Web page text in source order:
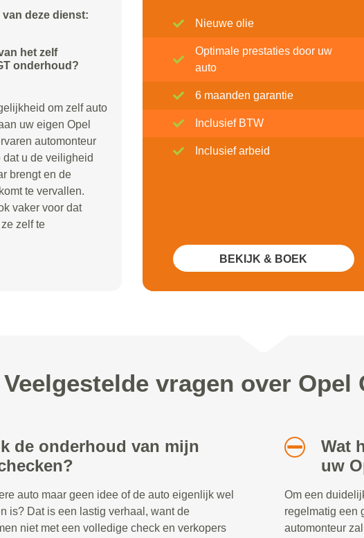
deze dienst:
het zelf
onderhoud?
om zelf auto
uw eigen Opel
automonteur
dat u de veiligheid
brengt en de
te vervallen.
vaker voor dat
zelf te
Nieuwe olie
Optimale prestaties door uw
auto
6 maanden garantie
Inclusief BTW
Inclusief arbeid
BEKIJK & BOEK
Veelgestelde vragen over Opel
de onderhoud van mijn
auto maar geen idee of de auto eigenlijk wel
is? Dat is een lastig verhaal, want de
niet met een volledige check en verkopers
Wat
uw
Om een
regelmatig een
automonteur